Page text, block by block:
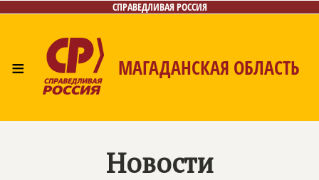
СПРАВЕДЛИВАЯ РОССИЯ
≡ МАГАДАНСКАЯ ОБЛАСТЬ
Новости